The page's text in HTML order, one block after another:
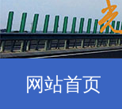
网站首页